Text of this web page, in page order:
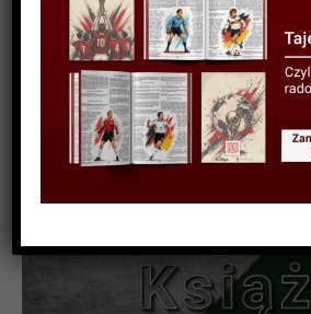
„Był sobie piłkarz” –
recenzja